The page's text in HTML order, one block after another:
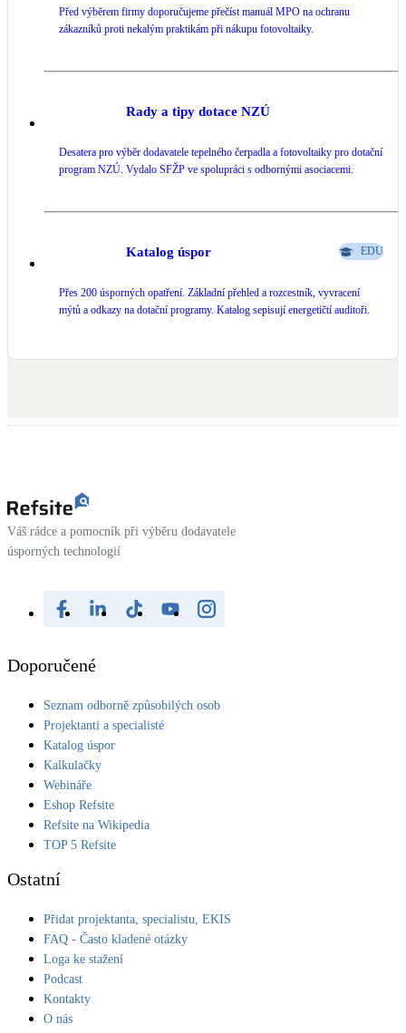
Před výběrem firmy doporučujeme přečíst manuál MPO na ochranu
zákazníků proti nekalým praktikám při nákupu fotovoltaiky.
Rady a tipy dotace NZÚ
Desatera pro výběr dodavatele tepelného čerpadla a fotovoltaiky pro dotační
program NZÚ. Vydalo SFŽP ve spolupráci s odbornými asociacemi.
Katalog úspor EDU
Přes 200 úsporných opatření. Základní přehled a rozcestník, vyvracení
mýtů a odkazy na dotační programy. Katalog sepisují energetičtí auditoři.
Váš rádce a pomocník při výběru dodavatele
úsporných technologií
Doporučené
Seznam odborně způsobilých osob
Projektanti a specialisté
Katalog úspor
Kalkulačky
Webináře
Eshop Refsite
Refsite na Wikipedia
TOP 5 Refsite
Ostatní
Přidat projektanta, specialistu, EKIS
FAQ - Často kladené otázky
Loga ke stažení
Podcast
Kontakty
O nás